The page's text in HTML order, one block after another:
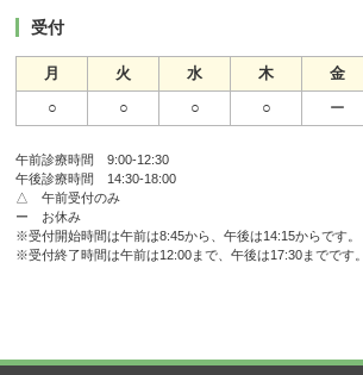
受付
月 火 水 木 金
○
○ ○ ○ ー
午前診療時間 9:00-12:30
午後診療時間 14:30-18:00
△ 午前受付のみ
ー お休み
※受付開始時間は午前は8:45から、午後は14:15からです。
※受付終了時間は午前は12:00まで、午後は17:30までです。